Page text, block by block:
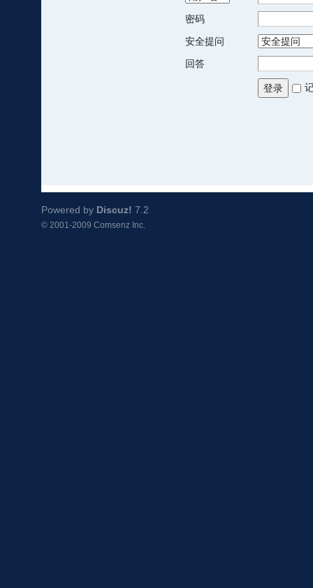
密码
安全提问
回答
登录
Powered by Discuz! 7.2
© 2001-2009 Comsenz Inc.